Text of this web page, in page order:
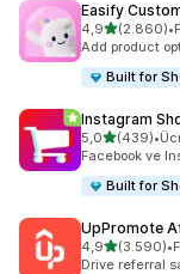
Easify
4,95 yıldız
(2.860)
toplam 2860 •
Add product
Built for
Instagram
5,05 yıldız
(439)
toplam 439•
Facebook ve
Built for
UpPromote
4,95 yıldız
(3.590)
toplam 3590 •
Drive referral